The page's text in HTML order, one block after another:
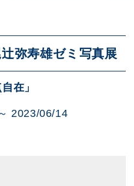
弥寿雄ゼミ写真展
在」
2023/06/14